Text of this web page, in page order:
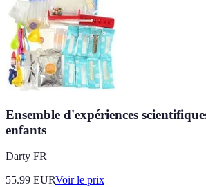
Ensemble d'expériences
enfants
Darty FR
55.99 EURVoir le prix